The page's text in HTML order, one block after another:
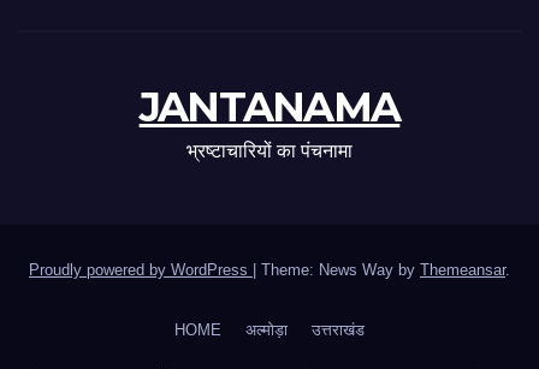
JANTANAMA
भ्रष्टाचारियों का पंचनामा
Proudly powered by WordPress Theme: News Way by Themeansar.
HOME अल्मोड़ा उत्तराखंड